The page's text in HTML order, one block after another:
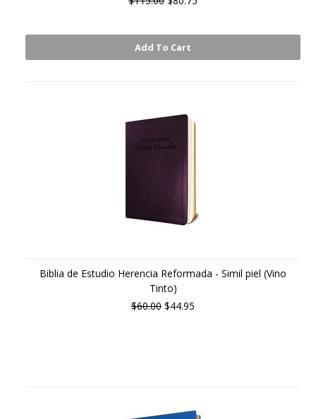
Add To Cart
Biblia de Estudio Herencia Reformada - Simil piel (Vino
Tinto)
$60.00 $44.95